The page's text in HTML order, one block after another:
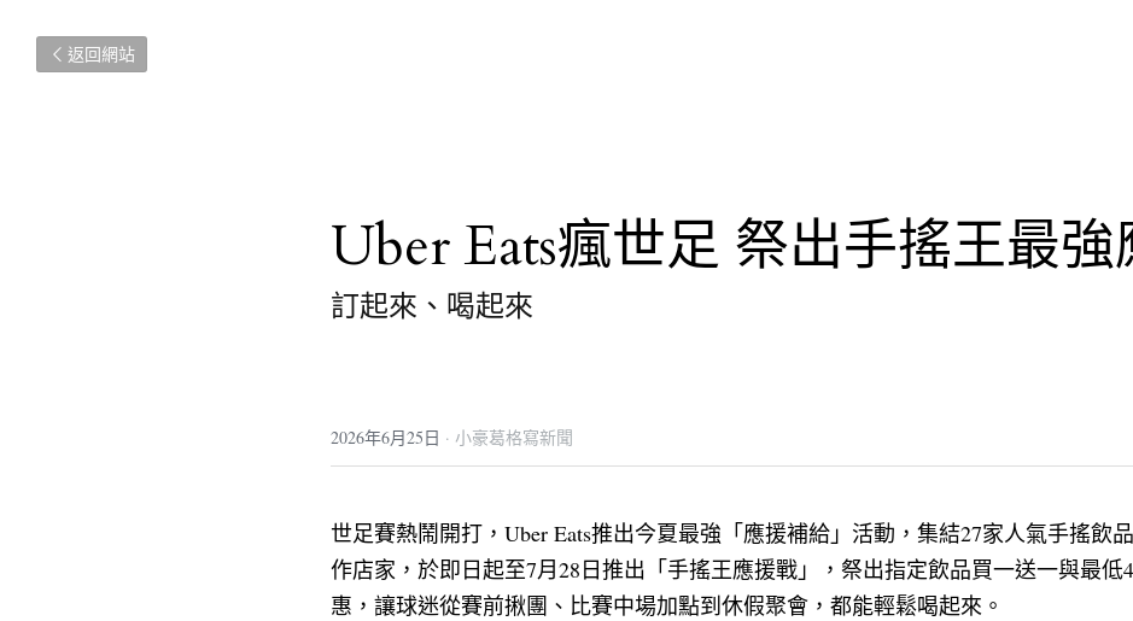
返回網站
Uber Eats瘋世足 祭出手搖王最強
訂起來、喝起來
2026年6月25日 · 小豪葛格寫新聞
世足賽熱鬧開打，Uber Eats推出今夏最強「應援補給」活動，集結27家人氣手搖飲
作店家，於即日起至7月28日推出「手搖王應援戰」，祭出指定飲品買一送一與最低
惠，讓球迷從賽前揪團、比賽中場加點到休假聚會，都能輕鬆喝起來。